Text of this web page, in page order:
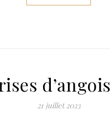
21 juillet 2023